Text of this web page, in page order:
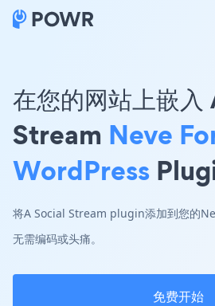
在您的网站上嵌
Stream Neve
WordPress
将A Social Stream plugin添加到您的
无需编码或头痛。
免费开始